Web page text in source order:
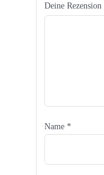
Deine Rezension
Name *